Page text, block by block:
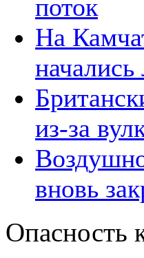
поток
На
из-за
вновь
Опасность